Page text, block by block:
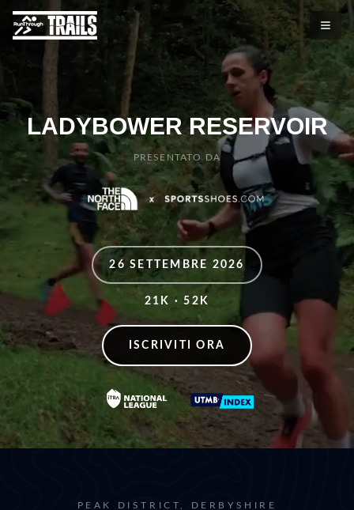
LADYBOWER RESERVOIR
PRESENTATO DA
26 SETTEMBRE 2026
21K · 52K
ISCRIVITI ORA
PEAK DISTRICT, DERBYSHIRE